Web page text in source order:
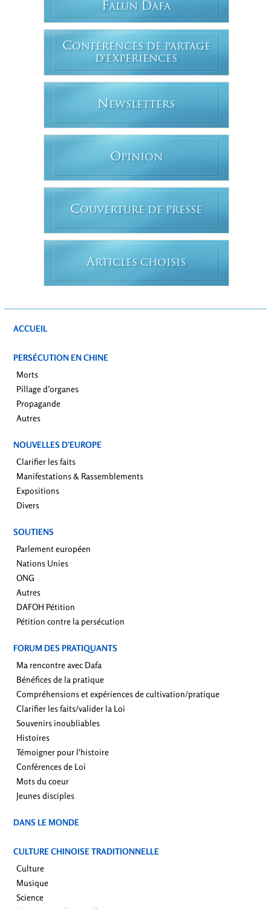
FALUN DAFA
CONFÉRENCES DE PARTAGE
D'EXPERIENCES
N EWSLETTERS
OPINION
COUVERTURE DE PRESSE
ARTICLES CHOISIS
ACCUEIL
PERSÉCUTION EN CHINE
Morts
Pillage d’organes
Propagande
Autres
NOUVELLES D’EUROPE
Clarifier les faits
Manifestations & Rassemblements
Expositions
Divers
SOUTIENS
Parlement européen
Nations Unies
ONG
Autres
DAFOH Pétition
Pétition contre la persécution
FORUM DES PRATIQUANTS
Ma rencontre avec Dafa
Bénéfices de la pratique
Compréhensions et expériences de cultivation/pratique
Clarifier les faits/valider la Loi
Souvenirs inoubliables
Histoires
Témoigner pour l'histoire
Conférences de Loi
Mots du coeur
Jeunes disciples
DANS LE MONDE
CULTURE CHINOISE TRADITIONNELLE
Culture
Musique
Science